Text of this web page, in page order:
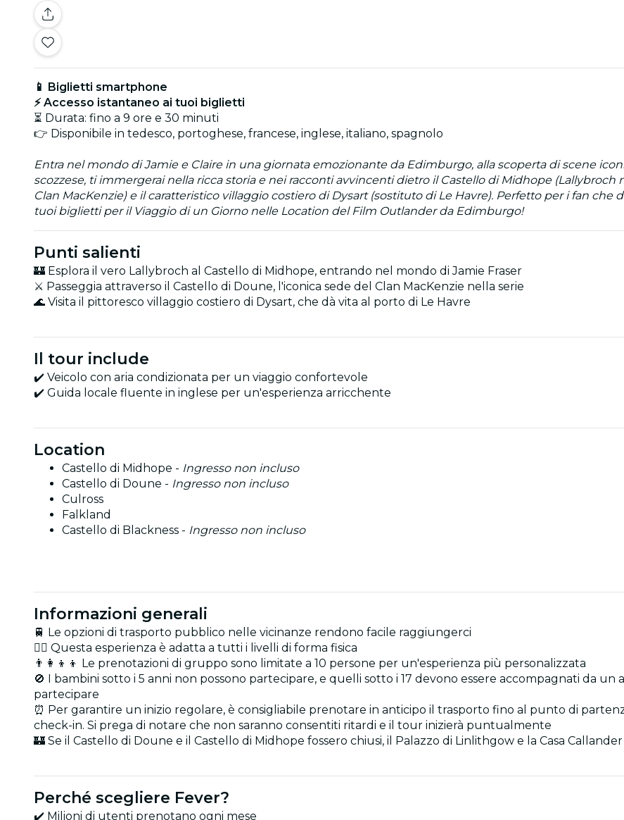
📱 Biglietti smartphone
⚡ Accesso istantaneo ai tuoi biglietti
⏳ Durata: fino a 9 ore e 30 minuti
👉 Disponibile in tedesco, portoghese, francese, inglese, italiano, spagnolo
Entra nel mondo di Jamie e Claire in una giornata emozionante da Edimburgo, alla scoperta di scene
scozzese, ti immergerai nella ricca storia e nei racconti avvincenti dietro il Castello di Midhope (Lallybroch
Clan MacKenzie) e il caratteristico villaggio costiero di Dysart (sostituto di Le Havre). Perfetto per i fan
tuoi biglietti per il Viaggio di un Giorno nelle Location del Film Outlander da Edimburgo!
Punti salienti
🏰 Esplora il vero Lallybroch al Castello di Midhope, entrando nel mondo di Jamie Fraser
⚔️ Passeggia attraverso il Castello di Doune, l'iconica sede del Clan MacKenzie nella serie
🌊 Visita il pittoresco villaggio costiero di Dysart, che dà vita al porto di Le Havre
Il tour include
✔️ Veicolo con aria condizionata per un viaggio confortevole
✔️ Guida locale fluente in inglese per un'esperienza arricchente
Location
Castello di Midhope - Ingresso non incluso
Castello di Doune - Ingresso non incluso
Culross
Falkland
Castello di Blackness - Ingresso non incluso
Informazioni generali
🚆 Le opzioni di trasporto pubblico nelle vicinanze rendono facile raggiungerci
🏋️‍♂️ Questa esperienza è adatta a tutti i livelli di forma fisica
👨‍👩‍👦‍👦 Le prenotazioni di gruppo sono limitate a 10 persone per un'esperienza più personalizzata
🚫 I bambini sotto i 5 anni non possono partecipare, e quelli sotto i 17 devono essere accompagnati da
partecipare
⏰ Per garantire un inizio regolare, è consigliabile prenotare in anticipo il trasporto fino al punto di
check-in. Si prega di notare che non saranno consentiti ritardi e il tour inizierà puntualmente
🏰 Se il Castello di Doune e il Castello di Midhope fossero chiusi, il Palazzo di Linlithgow e la Casa
Perché scegliere Fever?
✔️ Milioni di utenti prenotano ogni mese